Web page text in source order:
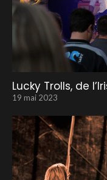
Lucky Trolls, de
19 mai 2023